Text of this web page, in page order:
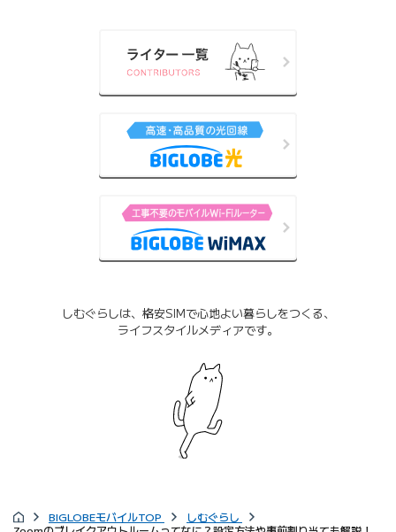
しむぐらしは、格安SIMで心地よい暮らしをつくる、
ライフスタイルメディアです。
BIGLOBEモバイルTOP
しむぐらし